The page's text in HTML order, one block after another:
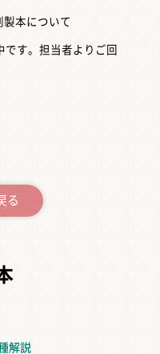
製本について
です。担当者よりご回
る
解説